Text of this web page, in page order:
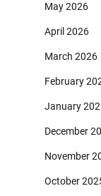
May 2026
April 2026
March 2026
February
January
December
November
October